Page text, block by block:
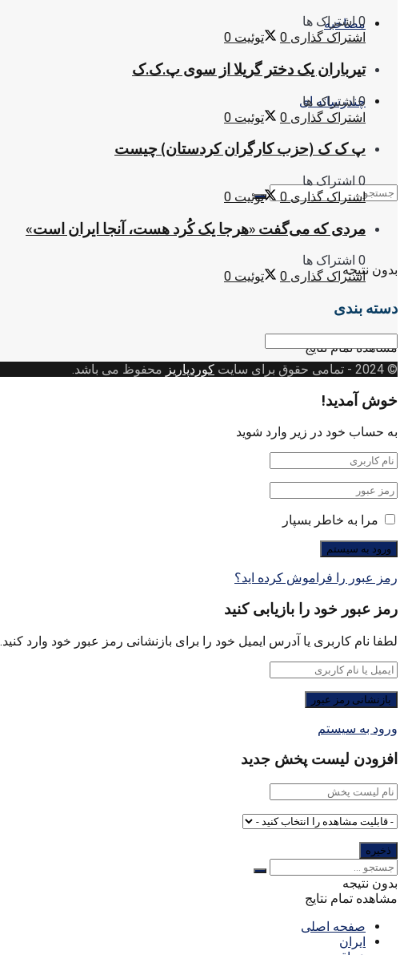
مصاحبه
چندرسانه ای
بدون نتیجه
مشاهده تمام نتایج
0 اشتراک ها
اشتراک گذاری 0 توئیت 0
تیرباران یک دختر گریلا از سوی پ.ک.ک
0 اشتراک ها
اشتراک گذاری 0 توئیت 0
پ ک ک (حزب کارگران کردستان) چیست
0 اشتراک ها
اشتراک گذاری 0 توئیت 0
مردی که می‌گفت «هرجا یک کُرد هست، آنجا ایران است»
0 اشتراک ها
اشتراک گذاری 0 توئیت 0
دسته بندی
دسته
بندی
© 2024
- تمامی حقوق برای سایت کوردپاریز محفوظ می باشد.
خوش آمدید!
به حساب خود در زیر وارد شوید
مرا به خاطر بسپار
رمز عبور را فراموش کرده اید؟
رمز عبور خود را بازیابی کنید
لطفا نام کاربری یا آدرس ایمیل خود را برای بازنشانی رمز عبور خود وارد کنید.
ورود به سیستم
افزودن لیست پخش جدید
بدون نتیجه
مشاهده تمام نتایج
صفحه اصلی
ایران